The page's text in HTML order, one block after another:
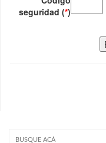
seguridad (*)